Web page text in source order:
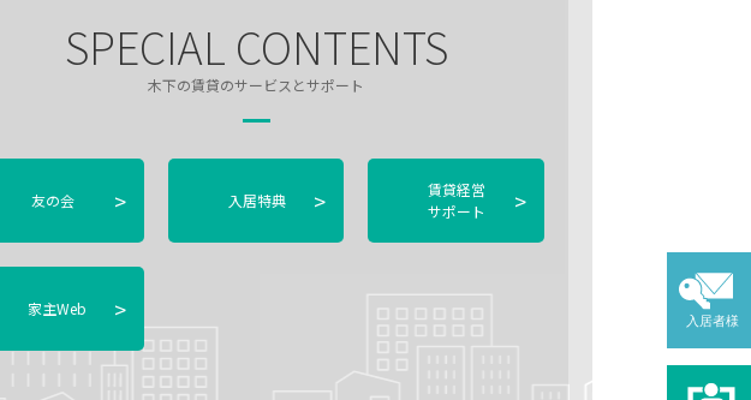
入居者様
SPECIAL CONTENTS
木下の賃貸のサービスとサポート
友の会 > 入居特典 >
賃貸経営
サポート
>
家主Web >